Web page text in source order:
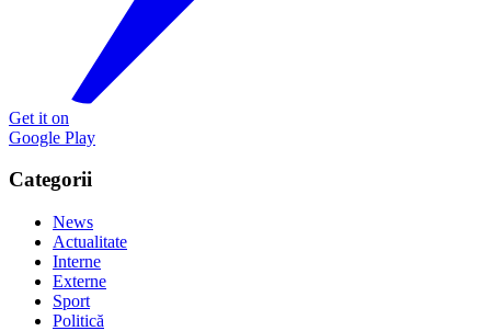
Get it on
Google Play
Categorii
News
Actualitate
Interne
Externe
Sport
Politică